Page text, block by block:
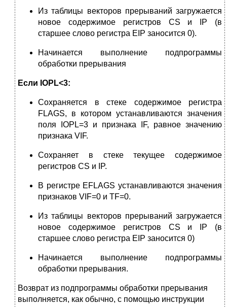
Из таблицы векторов прерываний загружается
новое содержимое регистров CS и IP (в
старшее слово регистра ЕIР заносится 0).
Начинается выполнение подпрограммы
обработки прерывания
Если IOPL<3:
Сохраняется в стеке содержимое регистра
FLAGS, в котором устанавливаются значения
поля IOPL=3 и признака IF, равное значению
признака VIF.
Сохраняет в стеке текущее содержимое
регистров CS и IP.
В регистре EFLAGS устанавливаются значения
признаков VIF=0 и TF=0.
Из таблицы векторов прерываний загружается
новое содержимое реги­стров
CS и IР (в
старшее слово регистра ЕIР заносится 0)
Начинается выполнение подпрограммы
обработки прерывания.
Возврат из подпрограммы обработки прерывания
выполняется, как обычно, с помощью инструкции